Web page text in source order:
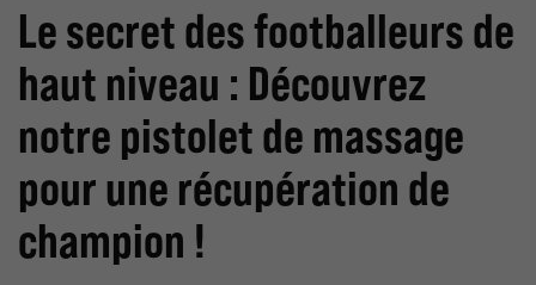
Le secret des footballeurs de
haut niveau : Découvrez
notre pistolet de massage
pour une récupération de
champion !